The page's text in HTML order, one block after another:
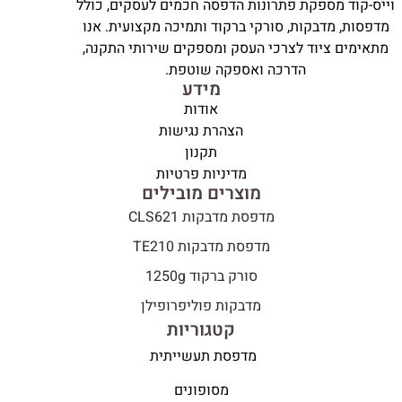
וייס-קוד מספקת פתרונות הדפסה חכמים לעסקים, כולל
מדפסות, מדבקות, סורקי ברקוד ותמיכה מקצועית. אנו
מתאימים ציוד לצרכי העסק ומספקים שירותי התקנה,
הדרכה ואספקה שוטפת.
מידע
אודות
הצהרת נגישות
תקנון
מדיניות פרטיות
מוצרים מובילים
מדפסת מדבקות CLS621
מדפסת מדבקות TE210
סורק ברקוד 1250g
מדבקות פוליפרופילן
קטגוריות
מדפסת תעשייתית
מסופונים